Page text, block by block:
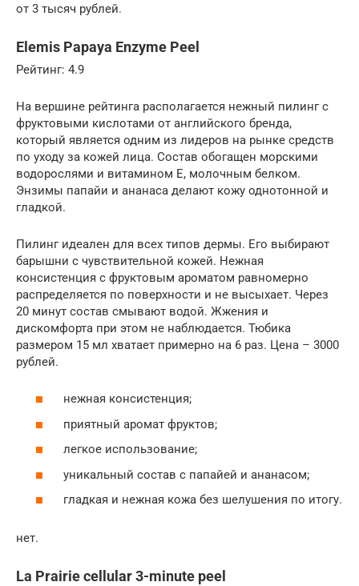
от 3 тысяч рублей.
Elemis Papaya Enzyme Peel
Рейтинг: 4.9
На вершине рейтинга располагается нежный пилинг с
фруктовыми кислотами от английского бренда,
который является одним из лидеров на рынке средств
по уходу за кожей лица. Состав обогащен морскими
водорослями и витамином Е, молочным белком.
Энзимы папайи и ананаса делают кожу однотонной и
гладкой.
Пилинг идеален для всех типов дермы. Его выбирают
барышни с чувствительной кожей. Нежная
консистенция с фруктовым ароматом равномерно
распределяется по поверхности и не высыхает. Через
20 минут состав смывают водой. Жжения и
дискомфорта при этом не наблюдается. Тюбика
размером 15 мл хватает примерно на 6 раз. Цена – 3000
рублей.
нежная консистенция;
приятный аромат фруктов;
легкое использование;
уникальный состав с папайей и ананасом;
гладкая и нежная кожа без шелушения по итогу.
нет.
La Prairie cellular 3-minute peel